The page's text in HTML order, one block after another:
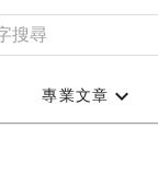
專業文章